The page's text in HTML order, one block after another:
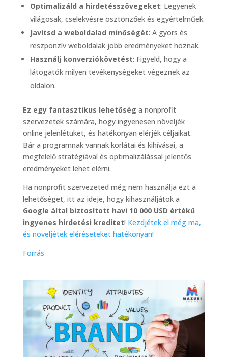
Optimalizáld a hirdetésszövegeket: Legyenek
világosak, cselekvésre ösztönzőek és egyértelműek.
Javítsd a weboldalad minőségét: A gyors és
reszponzív weboldalak jobb eredményeket hoznak.
Használj konverziókövetést: Figyeld, hogy a
látogatók milyen tevékenységeket végeznek az
oldalon.
Ez egy fantasztikus lehetőség a nonprofit
szervezetek számára, hogy ingyenesen növeljék
online jelenlétüket, és hatékonyan elérjék céljaikat.
Bár a programnak vannak korlátai és kihívásai, a
megfelelő stratégiával és optimalizálással jelentős
eredményeket lehet elérni.
Ha nonprofit szervezeted még nem használja ezt a
lehetőséget, itt az ideje, hogy kihasználjátok a
Google által biztosított havi 10 000 USD értékű
ingyenes hirdetési kreditet! Kezdjétek el még ma,
és növeljétek eléréseteket hatékonyan!
Forrás